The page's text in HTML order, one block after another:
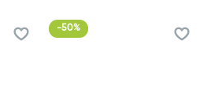
-50%